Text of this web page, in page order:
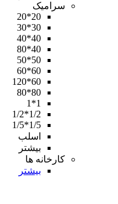
سرامیک
20*20
30*30
40*40
40*80
50*50
60*60
60*120
80*80
1*1
1/2*1/2
1/5*1/5
اسلب
بیشتر
کارخانه ها
بیشتر